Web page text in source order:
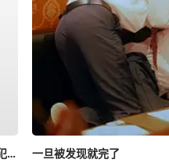
八神瑛子：上野中央署组织犯罪对策课
一旦被发现就完了